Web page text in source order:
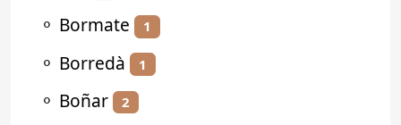
⚬ Bormate 1
⚬ Borredà 1
⚬ Boñar 2